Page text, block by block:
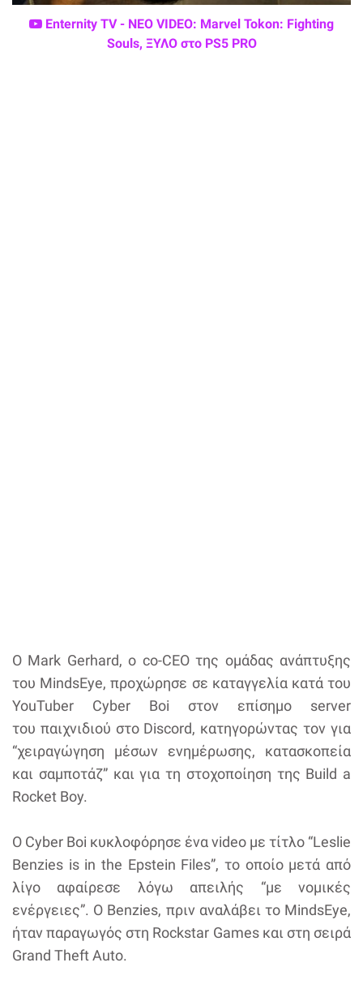
Enternity TV - ΝΕΟ VIDEO: Marvel Tokon: Fighting
Souls, ΞΥΛΟ στο PS5 PRO
O Mark Gerhard, ο co-CEO της ομάδας ανάπτυξης
του MindsEye, προχώρησε σε καταγγελία κατά του
YouTuber Cyber Boi στον επίσημο server
του παιχνιδιού στο Discord, κατηγορώντας τον για
“χειραγώγηση μέσων ενημέρωσης, κατασκοπεία
και σαμποτάζ” και για τη στοχοποίηση της Build a
Rocket Boy.
O Cyber Boi κυκλοφόρησε ένα video με τίτλο “Leslie
Benzies is in the Epstein Files”, το οποίο μετά από
λίγο αφαίρεσε λόγω απειλής “με νομικές
ενέργειες”. Ο Benzies, πριν αναλάβει το MindsEye,
ήταν παραγωγός στη Rockstar Games και στη σειρά
Grand Theft Auto.